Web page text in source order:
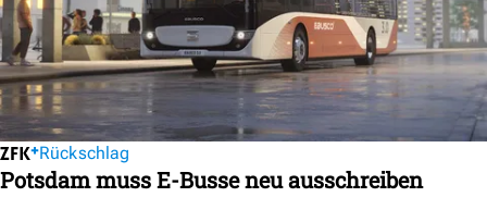
Rückschlag
Potsdam muss E-Busse neu ausschreiben